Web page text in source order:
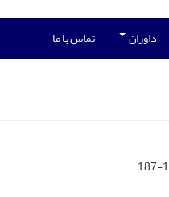
داوران تماس با ما